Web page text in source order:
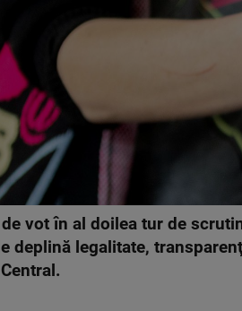
vot în al doilea tur de
deplină legalitate,